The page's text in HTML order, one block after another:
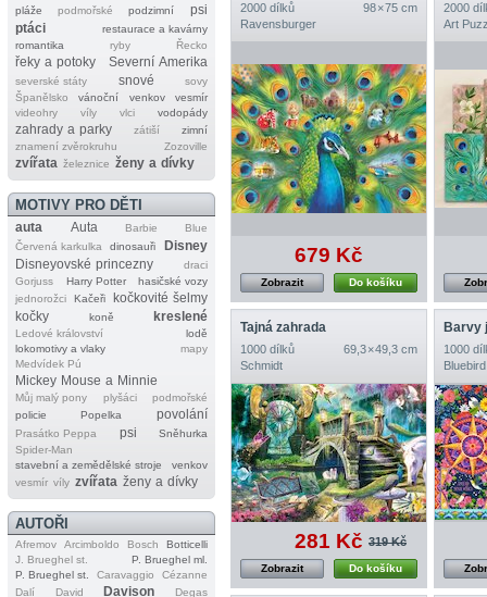
pláže
podmořské podzimní
psi
ptáci
restaurace a kavárny
romantika
ryby Řecko
řeky a potoky Severní Amerika
severské státy snové
sovy
Španělsko
vánoční venkov
vesmír
videohry
víly vlci vodopády
zahrady a parky zátiší
zimní
znamení zvěrokruhu
Zozoville
zvířata železnice ženy a dívky
MOTIVY PRO DĚTI
auta Auta Barbie
Blue
Červená karkulka
dinosauři
Disney
Disneyovské princezny
draci
Gorjuss
Harry Potter
hasičské vozy
jednorožci
Kačeři
kočkovité šelmy
kočky
koně kreslené
Ledové království
lodě
lokomotivy a vlaky
mapy
Medvídek Pú
Mickey Mouse a Minnie
Můj malý pony plyšáci
podmořské
policie
Popelka povolání
Prasátko Peppa psi
Sněhurka
Spider‐Man
stavební a zemědělské stroje
venkov
vesmír víly zvířata ženy a dívky
AUTOŘI
Afremov Arcimboldo Bosch
Botticelli
J. Brueghel st.
P. Brueghel ml.
P. Brueghel st.
Caravaggio
Cézanne
Dalí
David Davison
Degas
2000 dílků
98 × 75 cm
Ravensburger
679 Kč
Do košíku
Zobrazit
2000
Art
Tajná zahrada
1000 dílků
69,3 × 49,3 cm
Schmidt
281 Kč 319 Kč
Do košíku
Zobrazit
Barvy
1000